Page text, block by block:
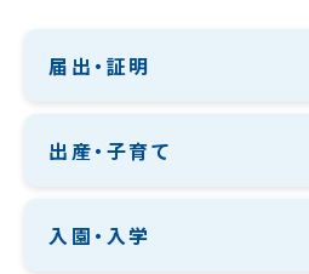
届出・証明
出産・子育て
入園・入学